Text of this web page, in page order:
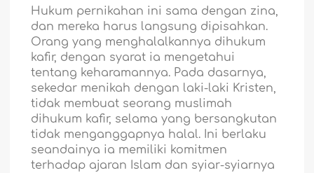
Hukum pernikahan ini sama dengan zina,
dan mereka harus langsung dipisahkan.
Orang yang menghalalkannya dihukum
kafir, dengan syarat ia mengetahui
tentang keharamannya. Pada dasarnya,
sekedar menikah dengan laki-laki Kristen,
tidak membuat seorang muslimah
dihukum kafir, selama yang bersangkutan
tidak menganggapnya halal. Ini berlaku
seandainya ia memiliki komitmen
terhadap ajaran Islam dan syiar-syiarnya